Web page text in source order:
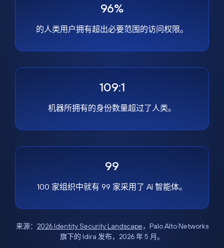
96%
的人类用户拥有超出必要范围的访问权限。
109:1
机器所拥有的身份数量超过了人类。
99
100 家组织中就有 99 家采用了 AI 智能体。
来源： 2026 Identity Security Landscape，Palo Alto Networks
旗下的 Idira 发布，2026 年 5 月。